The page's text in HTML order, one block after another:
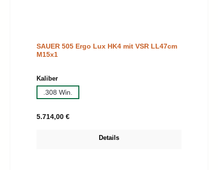
SAUER 505 Ergo Lux HK4 mit VSR LL47cm
M15x1
Kaliberauswählen
.308 Win.
Regulärer Preis:
5.714,00 €
Details